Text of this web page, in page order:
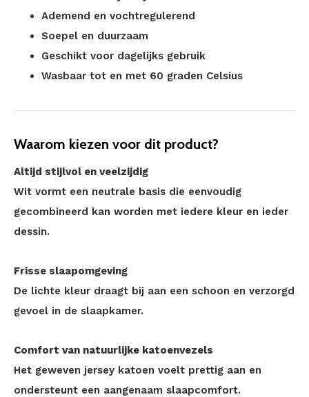
Ademend en vochtregulerend
Soepel en duurzaam
Geschikt voor dagelijks gebruik
Wasbaar tot en met 60 graden Celsius
Waarom kiezen voor dit product?
Altijd stijlvol en veelzijdig
Wit vormt een neutrale basis die eenvoudig
gecombineerd kan worden met iedere kleur en ieder
dessin.
Frisse slaapomgeving
De lichte kleur draagt bij aan een schoon en verzorgd
gevoel in de slaapkamer.
Comfort van natuurlijke katoenvezels
Het geweven jersey katoen voelt prettig aan en
ondersteunt een aangenaam slaapcomfort.